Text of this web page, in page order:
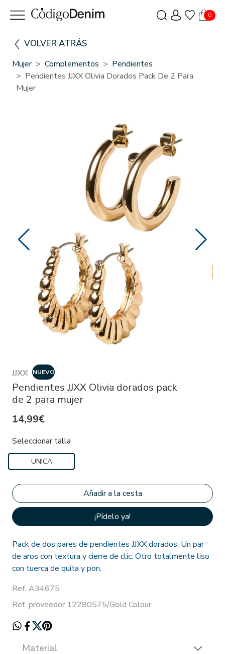
0
VOLVER ATRÁS
Mujer Complementos
Pendientes
Pendientes JJXX Olivia Dorados Pack De 2 Para
Mujer
JJXX NUEVO
Pendientes JJXX Olivia dorados pack
de 2 para mujer
14,99€
Seleccionar talla
UNICA
¡Pídelo ya!
Pack de dos pares de pendientes JJXX dorados. Un par
de aros con textura y cierre de clic. Otro totalmente liso
con tuerca de quita y pon.
Ref. A34675
Ref. proveedor 12280575/Gold Colour
Material